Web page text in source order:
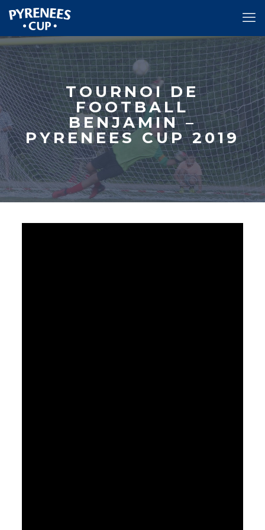
TOURNOI DE
FOOTBALL
BENJAMIN –
PYRENEES CUP 2019